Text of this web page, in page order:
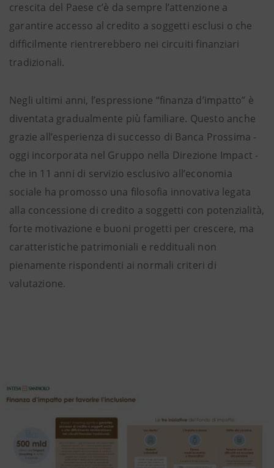
crescita del Paese c’è da sempre l’attenzione a
garantire accesso al credito a soggetti esclusi o che
difficilmente rientrerebbero nei circuiti finanziari
tradizionali.
Negli ultimi anni, l’espressione “finanza d’impatto” è
diventata gradualmente più familiare. Questo anche
grazie all’esperienza di successo di Banca Prossima -
oggi incorporata nel Gruppo nella Direzione Impact -
che in 11 anni di servizio esclusivo all’economia
sociale ha promosso una filosofia innovativa legata
alla concessione di credito a soggetti con potenzialità,
forte motivazione e buoni progetti per crescere, ma
caratteristiche patrimoniali e reddituali non
pienamente rispondenti ai normali criteri di
valutazione.